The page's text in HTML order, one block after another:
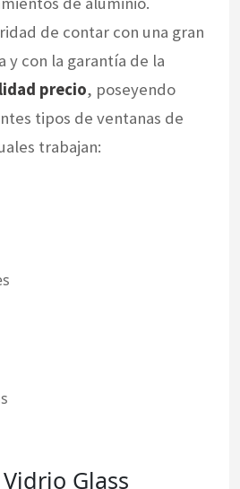
de contar con una gran
con la garantía de la
precio, poseyendo
tipos de ventanas de
trabajan:
Glass